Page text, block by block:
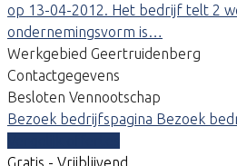
op 13-04-2012. Het bedrijf telt 2
ondernemingsvorm is…
Werkgebied Geertruidenberg
Contactgegevens
Besloten Vennootschap
Bezoek bedrijfspagina Bezoek
Gratis - Vrijblijvend